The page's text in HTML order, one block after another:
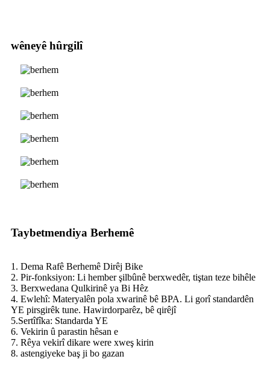
wêneyê hûrgilî
Taybetmendiya Berhemê
1. Dema Rafê Berhemê Dirêj Bike
2. Pir-fonksiyon: Li hember şilbûnê berxwedêr, tiştan teze bihêle
3. Berxwedana Qulkirinê ya Bi Hêz
4. Ewlehî: Materyalên pola xwarinê bê BPA. Li gorî standardên
YE pirsgirêk tune. Hawirdorparêz, bê qirêjî
5.Sertîfîka: Standarda YE
6. Vekirin û parastin hêsan e
7. Rêya vekirî dikare were xweş kirin
8. astengiyeke baş ji bo gazan